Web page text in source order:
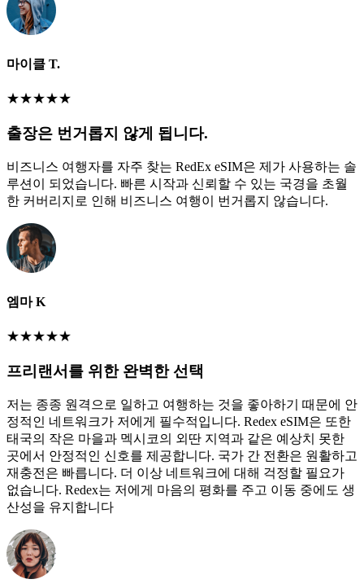
마이클 T.
★★★★★
출장은 번거롭지 않게 됩니다.
비즈니스 여행자를 자주 찾는 RedEx eSIM은 제가 사용하는 솔
루션이 되었습니다. 빠른 시작과 신뢰할 수 있는 국경을 초월
한 커버리지로 인해 비즈니스 여행이 번거롭지 않습니다.
엠마 K
★★★★★
프리랜서를 위한 완벽한 선택
저는 종종 원격으로 일하고 여행하는 것을 좋아하기 때문에 안
정적인 네트워크가 저에게 필수적입니다. Redex eSIM은 또한
태국의 작은 마을과 멕시코의 외딴 지역과 같은 예상치 못한
곳에서 안정적인 신호를 제공합니다. 국가 간 전환은 원활하고
재충전은 빠릅니다. 더 이상 네트워크에 대해 걱정할 필요가
없습니다. Redex는 저에게 마음의 평화를 주고 이동 중에도 생
산성을 유지합니다